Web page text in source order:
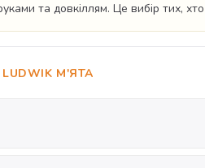
та довкіллям. Це вибір тих,
М'ЯТА